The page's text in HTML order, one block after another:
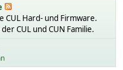
CUL Hard- und Firmware.
CUL und CUN Familie.